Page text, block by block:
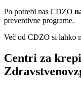
Po potrebi nas CDZO
preventivne programe.
Več od CDZO si lahko
Centri za